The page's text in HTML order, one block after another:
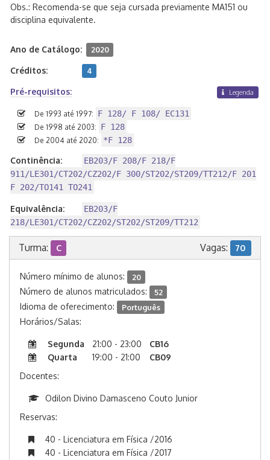
Obs.: Recomenda-se que seja cursada previamente MA151 ou
disciplina equivalente.
Ano de Catálogo: 2020
Créditos: 4
Pré-requisitos: Legenda
De 1993 até 1997: F 128/ F 108/ EC131
De 1998 até 2003: F 128
De 2004 até 2020: *F 128
Continência:
EB203/F 208/F 218/F
911/LE301/CT202/CZ202/F 300/ST202/ST209/TT212/F 201
F 202/TO141 TO241
Equivalência:
EB203/F
218/LE301/CT202/CZ202/ST202/ST209/TT212
Turma: C Vagas: 70
Número mínimo de alunos: 20
Número de alunos matriculados: 52
Idioma de oferecimento: Português
Horários/Salas:
Segunda 21:00 - 23:00
CB16
Quarta
19:00 - 21:00
CB09
Docentes:
Odilon Divino Damasceno Couto Junior
Reservas:
40 - Licenciatura em Física /2016
40 - Licenciatura em Física /2017